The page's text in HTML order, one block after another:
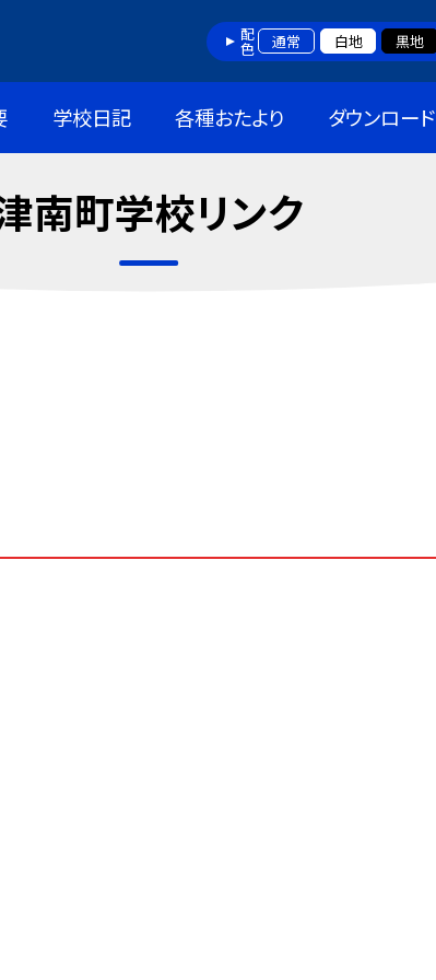
配色 通常 白地 黒地
学校日記 各種おたより ダウンロード
南町学校リンク